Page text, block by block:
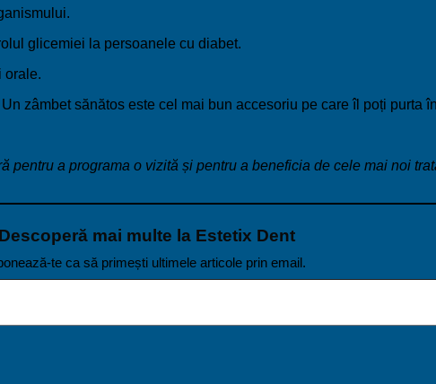
glicemiei la persoanele cu diabet.
orale.
zâmbet sănătos este cel mai bun accesoriu pe care îl poți purta
pentru a programa o vizită și pentru a beneficia de cele mai noi
Descoperă mai multe la Estetix Dent
te ca să primești ultimele articole prin email.